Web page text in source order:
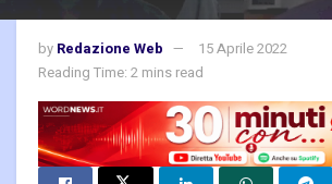
by Redazione Web
15 Aprile 2022
Reading Time: 2 mins read